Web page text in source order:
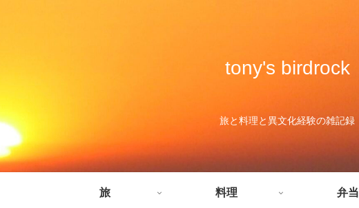
tony's birdrock
旅と料理と異文化経験の雑記録
旅 料理 弁当